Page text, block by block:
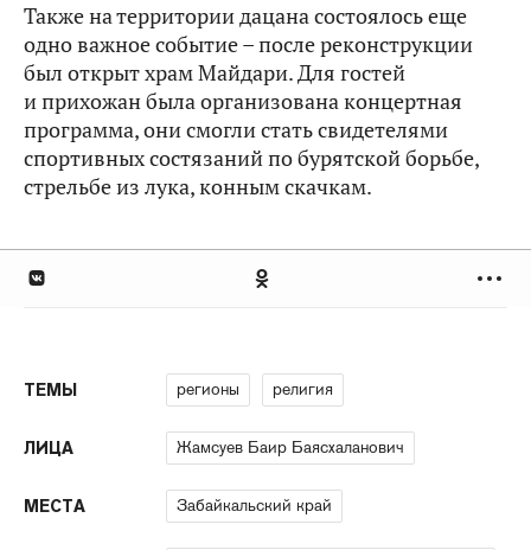
Также на территории дацана состоялось еще
одно важное событие – после реконструкции
был открыт храм Майдари. Для гостей
и прихожан была организована концертная
программа, они смогли стать свидетелями
спортивных состязаний по бурятской борьбе,
стрельбе из лука, конным скачкам.
ТЕМЫ регионы религия
ЛИЦА Жамсуев Баир Баясхаланович
МЕСТА Забайкальский край